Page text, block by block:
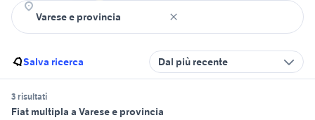
Salva ricerca Dal più recente
3 risultati
Fiat multipla a Varese e provincia